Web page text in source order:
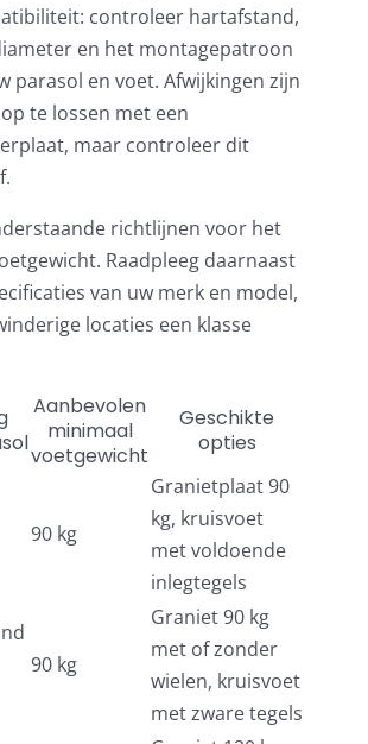
controleer hartafstand,
en het montagepatroon
parasol en voet. Afwijkingen zijn
te lossen met een
maar controleer dit
richtlijnen voor het
Raadpleeg daarnaast
van uw merk en model,
locaties een klasse
Aanbevolen
minimaal
voetgewicht
Geschikte
opties
90 kg
Granietplaat 90
kg, kruisvoet
met voldoende
inlegtegels
90 kg
Graniet 90 kg
met of zonder
wielen, kruisvoet
met zware tegels